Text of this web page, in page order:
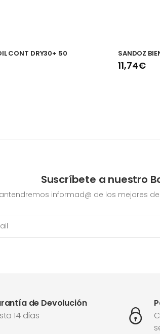
CONT DRY30+ 50 SANDOZ
11,74€
Suscríbete a nuestro
informad@ de los mejores
de Devolución
14 días